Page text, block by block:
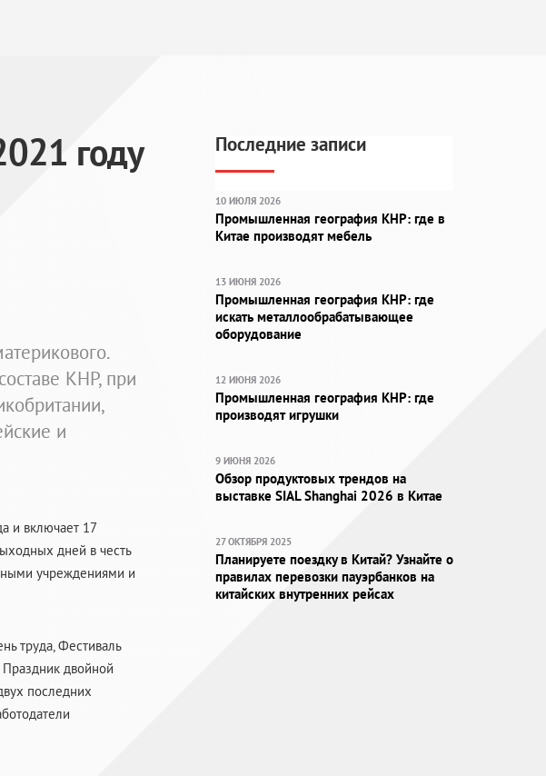
году
КНР, при
и
и включает 17
дней в честь
учреждениями и
труда, Фестиваль
двойной
последних
Последние записи
10 ИЮЛЯ 2026
Промышленная география КНР: где в
Китае производят мебель
13 ИЮНЯ 2026
Промышленная география КНР: где
искать металлообрабатывающее
оборудование
12 ИЮНЯ 2026
Промышленная география КНР: где
производят игрушки
9 ИЮНЯ 2026
Обзор продуктовых трендов на
выставке SIAL Shanghai 2026 в Китае
27 ОКТЯБРЯ 2025
Планируете поездку в Китай? Узнайте о
правилах перевозки пауэрбанков на
китайских внутренних рейсах